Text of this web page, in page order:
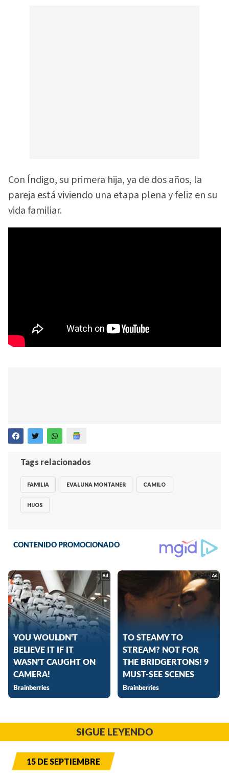
Con Índigo, su primera hija, ya de dos años, la
pareja está viviendo una etapa plena y feliz en su
vida familiar.
Tags relacionados
FAMILIA EVALUNA MONTANER CAMILO
HIJOS
SIGUE LEYENDO
15 DE SEPTIEMBRE